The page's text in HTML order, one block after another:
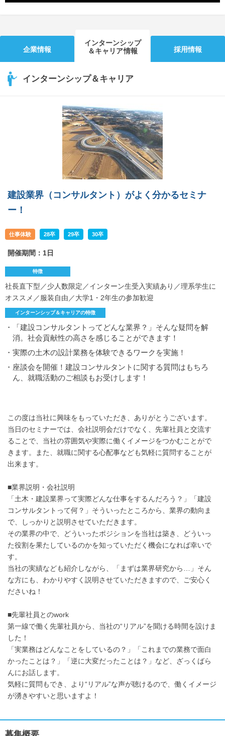
企業情報
インターンシップ
＆キャリア情報
採用情報
インターンシップ＆キャリア
建設業界（コンサルタント）がよく分かるセミナ
ー！
仕事体験 28卒 29卒 30卒
開催期間：1日
特徴
社長直下型／少人数限定／インターン生受入実績あり／理系学生に
オススメ／服装自由／大学1・2年生の参加歓迎
インターンシップ＆キャリアの特徴
・「建設コンサルタントってどんな業界？」そんな疑問を解
消。社会貢献性の高さを感じることができます！
・実際の土木の設計業務を体験できるワークを実施！
・座談会を開催！建設コンサルタントに関する質問はもちろ
ん、就職活動のご相談もお受けします！
この度は当社に興味をもっていただき、ありがとうございます。
当日のセミナーでは、会社説明会だけでなく、先輩社員と交流す
ることで、当社の雰囲気や実際に働くイメージをつかむことがで
きます。また、就職に関する心配事なども気軽に質問することが
出来ます。
■業界説明・会社説明
「土木・建設業界って実際どんな仕事をするんだろう？」「建設
コンサルタントって何？」そういったところから、業界の動向ま
で、しっかりと説明させていただきます。
その業界の中で、どういったポジションを当社は築き、どういっ
た役割を果たしているのかを知っていただく機会になれば幸いで
す。
当社の実績なども紹介しながら、「まずは業界研究から…」そん
な方にも、わかりやすく説明させていただきますので、ご安心く
ださいね！
■先輩社員とのwork
第一線で働く先輩社員から、当社の“リアル”を聞ける時間を設けま
した！
「実業務はどんなことをしているの？」「これまでの業務で面白
かったことは？」「逆に大変だったことは？」など、ざっくばら
んにお話します。
気軽に質問もでき、より“リアル”な声が聴けるので、働くイメージ
が湧きやすいと思いますよ！